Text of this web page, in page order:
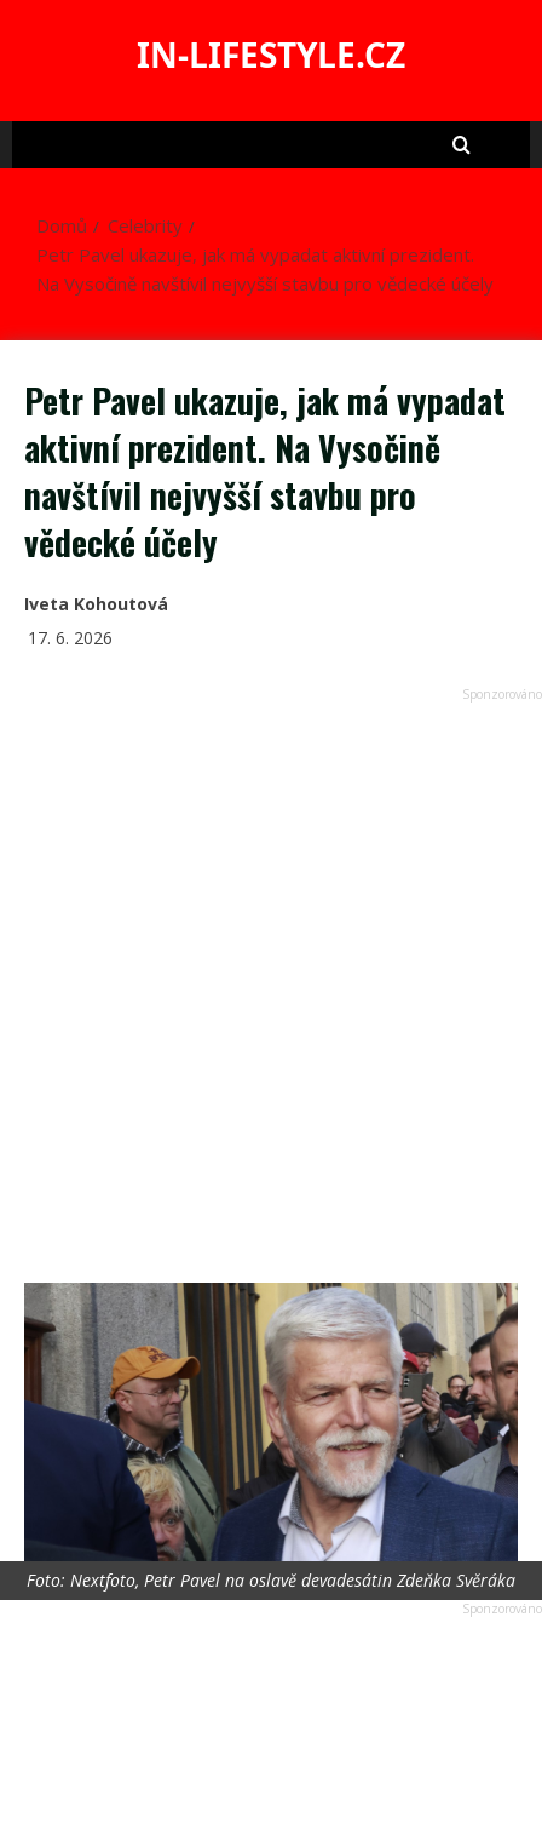
IN-LIFESTYLE.CZ
Domů
Celebrity
Petr Pavel ukazuje, jak má vypadat aktivní prezident.
Na Vysočině navštívil nejvyšší stavbu pro vědecké účely
Petr Pavel ukazuje, jak má vypadat
aktivní prezident. Na Vysočině
navštívil nejvyšší stavbu pro
vědecké účely
Iveta Kohoutová
17. 6. 2026
Foto: Nextfoto, Petr Pavel na oslavě devadesátin Zdeňka Svěráka